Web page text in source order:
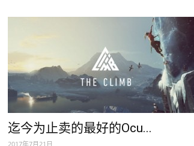
迄今为止卖的最好的Ocu...
2017年7月21日